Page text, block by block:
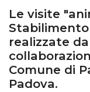
Le visite
realizzate
Comune di
Padova.